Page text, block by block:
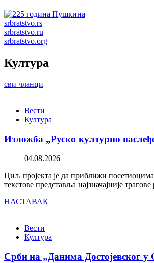
srbratstvo.rs
srbratstvo.ru
srbratstvo.org
Култура
сви чланци
Вести
Култура
Изложба „Руско културно
04.08.2026
Циљ пројекта је да приближи посетиоцима
текстове представља најзначајније
НАСТАВАК
Вести
Култура
Срби на „Данима Достојевског у